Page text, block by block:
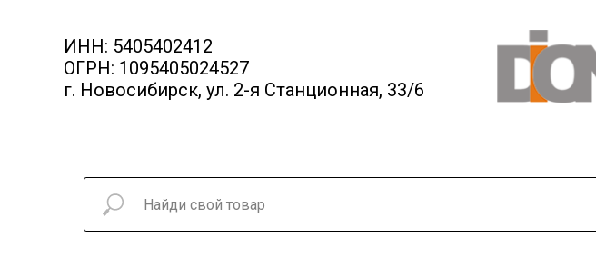
ИНН: 5405402412
ОГРН: 1095405024527
г. Новосибирск, ул. 2-я Станционная, 33/6